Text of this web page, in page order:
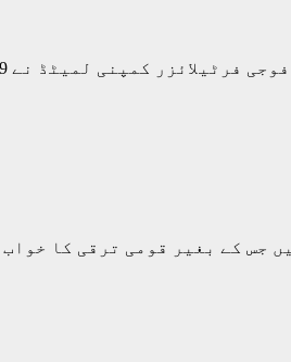
جس کے بغیر قومی ترقی کا خواب